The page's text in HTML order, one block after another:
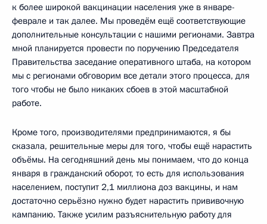
к более широкой вакцинации населения уже в январе-
феврале и так далее. Мы проведём ещё соответствующие
дополнительные консультации с нашими регионами. Завтра
мной планируется провести по поручению Председателя
Правительства заседание оперативного штаба, на котором
мы с регионами обговорим все детали этого процесса, для
того чтобы не было никаких сбоев в этой масштабной
работе.
Кроме того, производителями предпринимаются, я бы
сказала, решительные меры для того, чтобы ещё нарастить
объёмы. На сегодняшний день мы понимаем, что до конца
января в гражданский оборот, то есть для использования
населением, поступит 2,1 миллиона доз вакцины, и нам
достаточно серьёзно нужно будет нарастить прививочную
кампанию. Также усилим разъяснительную работу для